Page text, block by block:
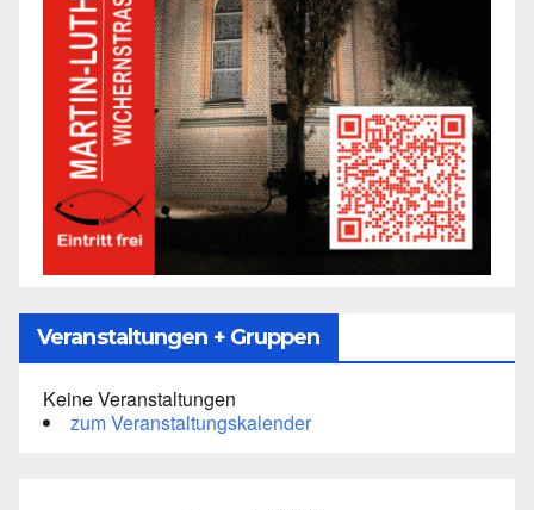
Veranstaltungen + Gruppen
Keine Veranstaltungen
zum Veranstaltungskalender